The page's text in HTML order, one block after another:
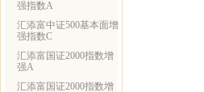
强指数A
汇添富中证500基本面增
强指数C
汇添富国证2000指数增
强A
汇添富国证2000指数增